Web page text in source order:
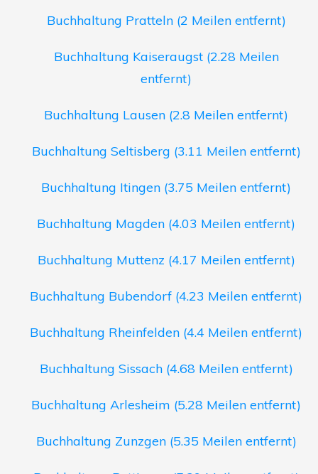
Buchhaltung Pratteln (2 Meilen entfernt)
Buchhaltung Kaiseraugst (2.28 Meilen
entfernt)
Buchhaltung Lausen (2.8 Meilen entfernt)
Buchhaltung Seltisberg (3.11 Meilen entfernt)
Buchhaltung Itingen (3.75 Meilen entfernt)
Buchhaltung Magden (4.03 Meilen entfernt)
Buchhaltung Muttenz (4.17 Meilen entfernt)
Buchhaltung Bubendorf (4.23 Meilen entfernt)
Buchhaltung Rheinfelden (4.4 Meilen entfernt)
Buchhaltung Sissach (4.68 Meilen entfernt)
Buchhaltung Arlesheim (5.28 Meilen entfernt)
Buchhaltung Zunzgen (5.35 Meilen entfernt)